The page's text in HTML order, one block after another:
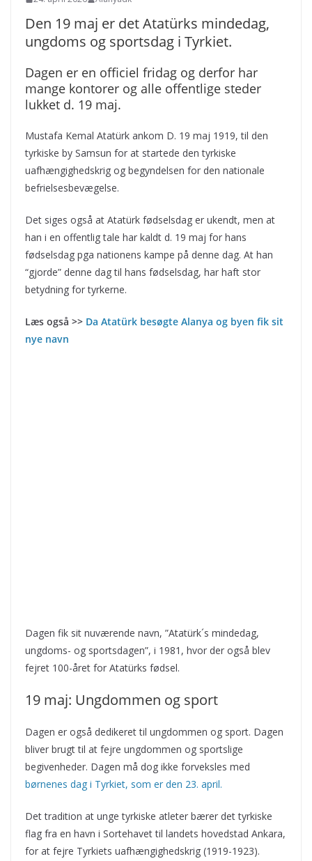
Den 19 maj er det Atatürks mindedag,
ungdoms og sportsdag i Tyrkiet.
Dagen er en officiel fridag og derfor har
mange kontorer og alle offentlige steder
lukket d. 19 maj.
Mustafa Kemal Atatürk ankom D. 19 maj 1919, til den
tyrkiske by Samsun for at startede den tyrkiske
uafhængighedskrig og begyndelsen for den nationale
befrielsesbevægelse.
Det siges også at Atatürk fødselsdag er ukendt, men at
han i en offentlig tale har kaldt d. 19 maj for hans
fødselsdag pga nationens kampe på denne dag. At han
“gjorde” denne dag til hans fødselsdag, har haft stor
betydning for tyrkerne.
Læs også >> Da Atatürk besøgte Alanya og byen fik sit
nye navn
Dagen fik sit nuværende navn, ”Atatürk´s mindedag,
ungdoms- og sportsdagen”, i 1981, hvor der også blev
fejret 100-året for Atatürks fødsel.
19 maj: Ungdommen og sport
Dagen er også dedikeret til ungdommen og sport. Dagen
bliver brugt til at fejre ungdommen og sportslige
begivenheder. Dagen må dog ikke forveksles med
børnenes dag i Tyrkiet, som er den 23. april.
Det tradition at unge tyrkiske atleter bærer det tyrkiske
flag fra en havn i Sortehavet til landets hovedstad Ankara,
for at fejre Tyrkiets uafhængighedskrig (1919-1923).